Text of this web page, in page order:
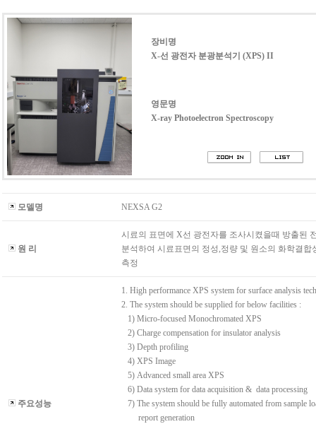
장비명
X-선 광전자 분광분석기 (XPS) II
영문명
X-ray Photoelectron Spectroscopy
모델명 NEXSA G2
원 리
시료의 표면에 X선 광전자를 조사시켰을때 방출된
분석하여 시료표면의 정성,정량 및 원소의 화학결합
측정
주요성능
1. High performance XPS system for surface analysis
2. The system should be supplied for below facilities :
1) Micro-focused Monochromated XPS
2) Charge compensation for insulator analysis
3) Depth profiling
4) XPS Image
5) Advanced small area XPS
6) Data system for data acquisition & data processing
7) The system should be fully automated from sample
report generation